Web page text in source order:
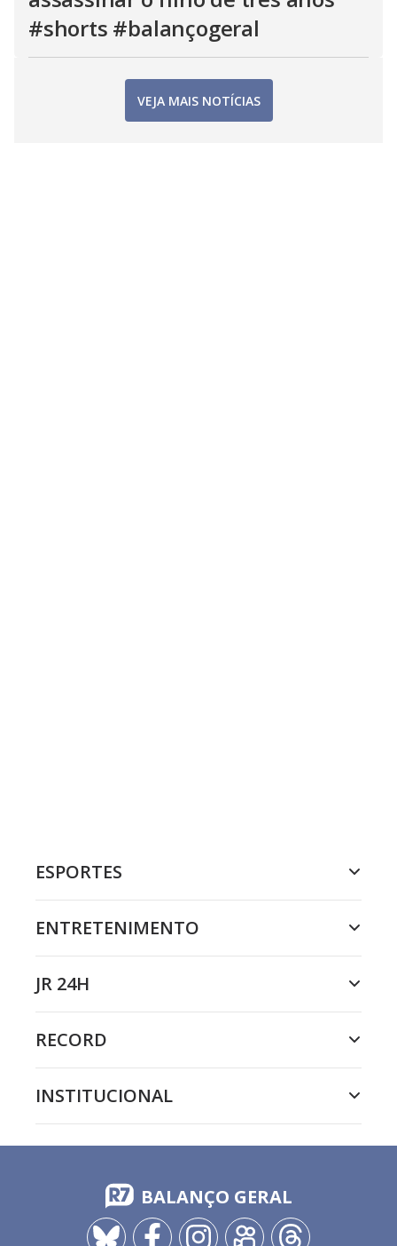
#shorts #balançogeral
VEJA MAIS NOTÍCIAS
ESPORTES
ENTRETENIMENTO
JR 24H
RECORD
INSTITUCIONAL
BALANÇO GERAL